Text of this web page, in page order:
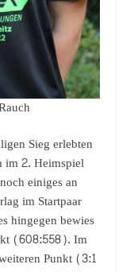
Sieg erlebten
2. Heimspiel
einiges an
im Startpaar
hingegen bewies
(608:558). Im
Punkt (3:1